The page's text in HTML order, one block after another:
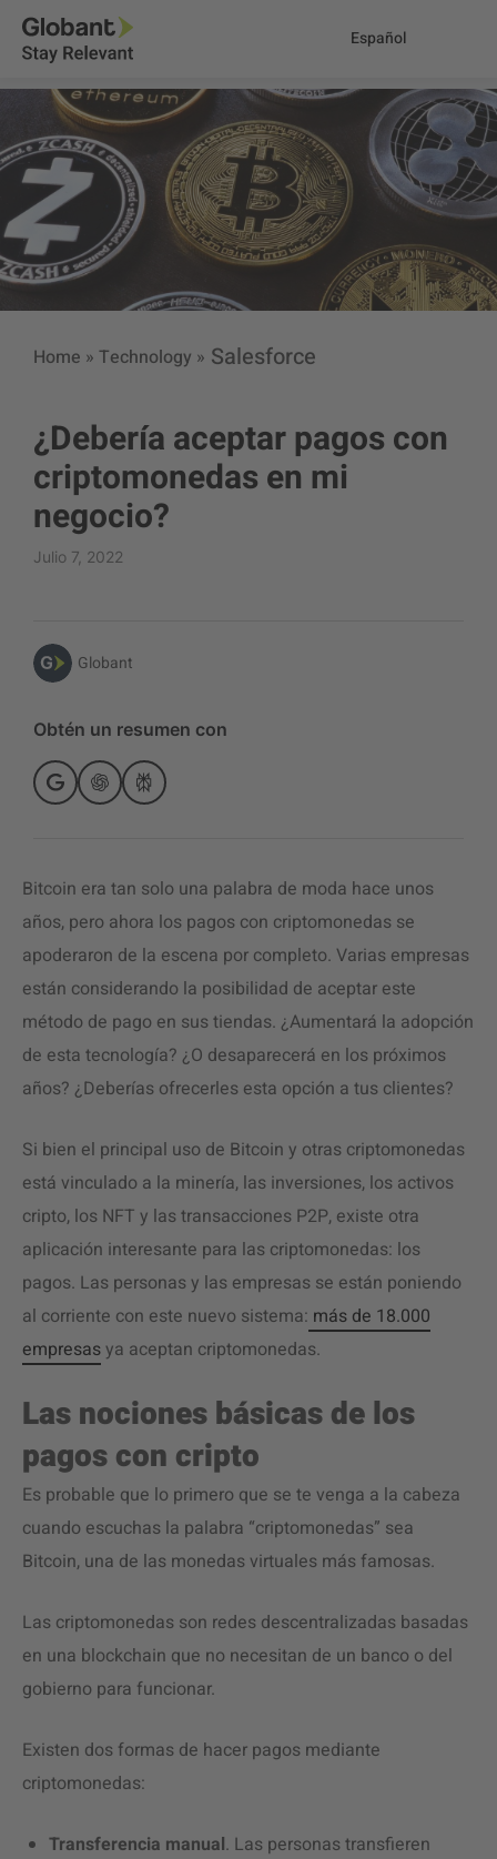
Español
Home » Technology » Salesforce
¿Debería aceptar pagos con
criptomonedas en mi
negocio?
Julio 7, 2022
Globant
Obtén un resumen con
Bitcoin era tan solo una palabra de moda hace unos
años, pero ahora los pagos con criptomonedas se
apoderaron de la escena por completo. Varias empresas
están considerando la posibilidad de aceptar este
método de pago en sus tiendas. ¿Aumentará la adopción
de esta tecnología? ¿O desaparecerá en los próximos
años? ¿Deberías ofrecerles esta opción a tus clientes?
Si bien el principal uso de Bitcoin y otras criptomonedas
está vinculado a la minería, las inversiones, los activos
cripto, los NFT y las transacciones P2P, existe otra
aplicación interesante para las criptomonedas: los
pagos. Las personas y las empresas se están poniendo
al corriente con este nuevo sistema: más de 18.000
empresasya aceptan criptomonedas.
Las nociones básicas delos
pagos con cripto
Es probable que lo primero que se te venga a la cabeza
cuando escuchas la palabra “criptomonedas” sea
Bitcoin, una de las monedas virtuales más famosas.
Las criptomonedas son redes descentralizadas basadas
en una blockchain que no necesitan de un banco o del
gobierno para funcionar.
Existen dos formas de hacer pagos mediante
criptomonedas:
Transferencia manual. Las personas transfieren